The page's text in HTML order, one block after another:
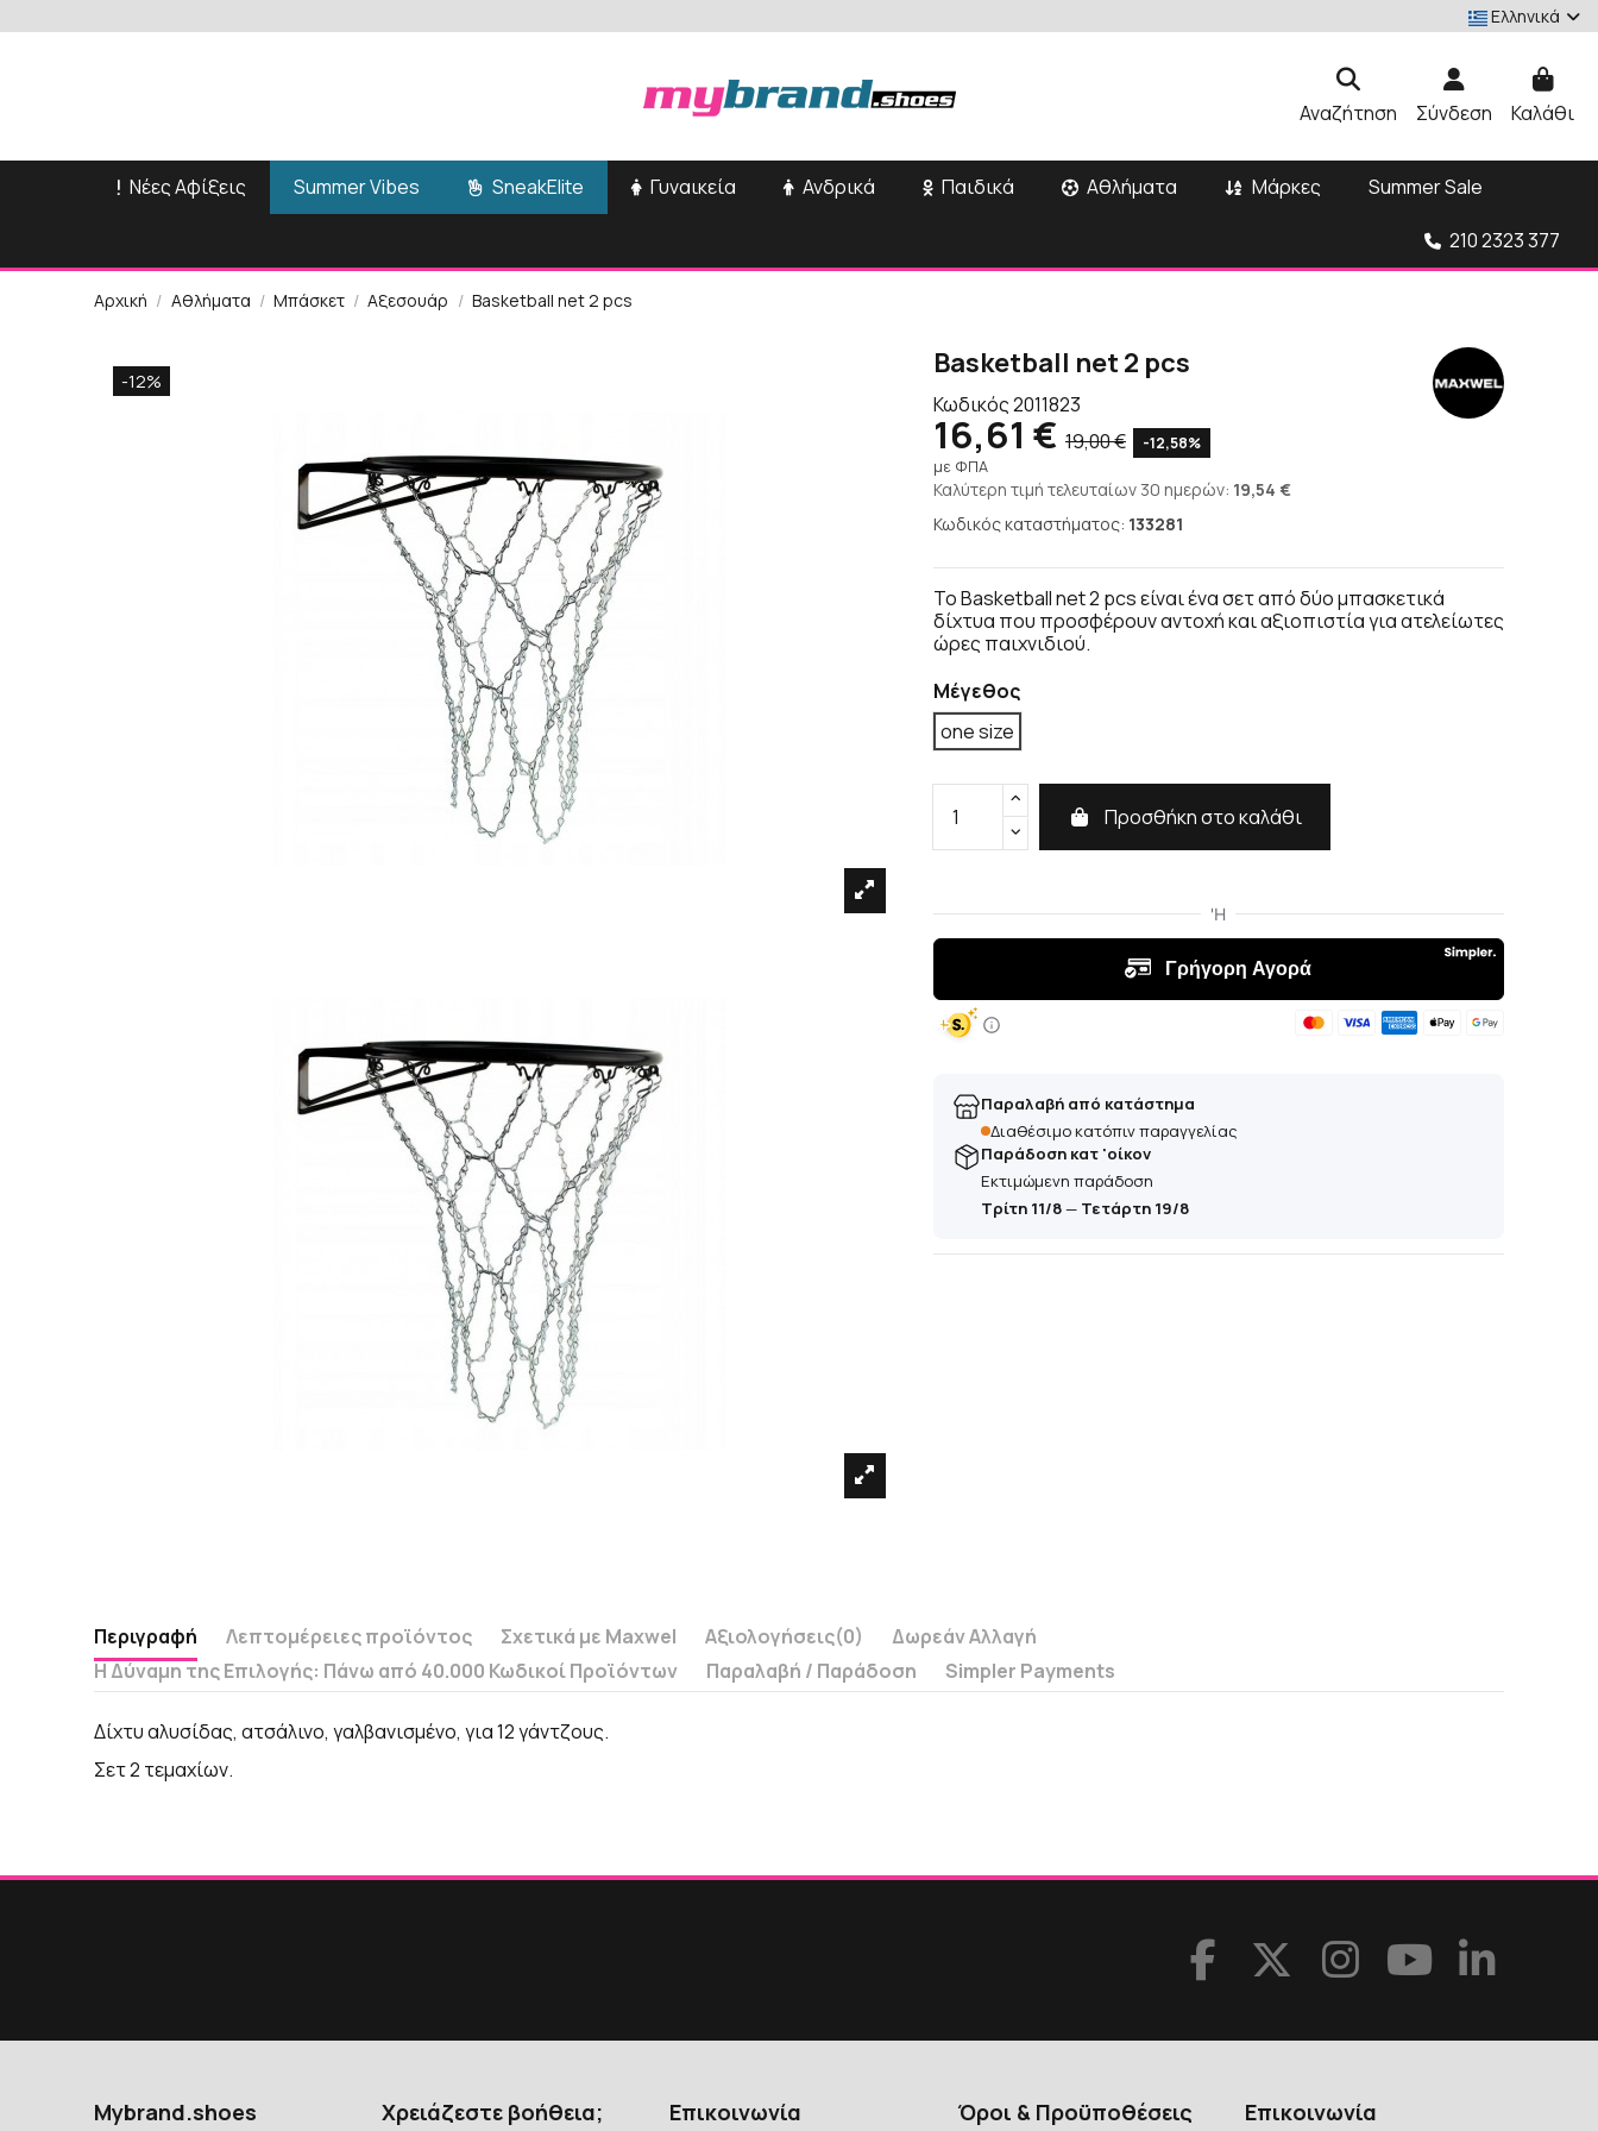
Ελληνικά
Αναζήτηση Σύνδεση Καλάθι
Νέες Αφίξεις Summer Vibes SneakElite Γυναικεία Ανδρικά Παιδικά Αθλήματα Μάρκες Summer Sale
210 2323 377
Αρχική Αθλήματα Μπάσκετ Αξεσουάρ Basketball net 2 pcs
-12%
Basketball net 2 pcs
Κωδικός2011823
16,61 € 19,00 € -12,58%
με ΦΠΑ
Καλύτερη τιμή τελευταίων 30 ημερών: 19,54 €
Κωδικός καταστήματος: 133281
Το Basketball net 2 pcs είναι ένα σετ από δύο μπασκετικά
δίχτυα που προσφέρουν αντοχή και αξιοπιστία για ατελείωτες
ώρες παιχνιδιού.
Μέγεθος
one size
Προσθήκη στο καλάθι
Παραλαβή από κατάστημα
Διαθέσιμο κατόπιν παραγγελίας
Παράδοση κατ 'οίκον
Εκτιμώμενη παράδοση
Τρίτη 11/8— Τετάρτη 19/8
Περιγραφή Λεπτομέρειες προϊόντος Σχετικά με Maxwel Αξιολογήσεις(0)
Δωρεάν Αλλαγή
Η Δύναμη της Επιλογής: Πάνω από 40.000 Κωδικοί Προϊόντων
Παραλαβή / Παράδoση Simpler Payments
Δίχτυ αλυσίδας, ατσάλινο, γαλβανισμένο, για 12 γάντζους.
Σετ 2 τεμαχίων.
Mybrand.shoes Χρειάζεστε βοήθεια; Επικοινωνία Όροι & Προϋποθέσεις Επικοινωνία